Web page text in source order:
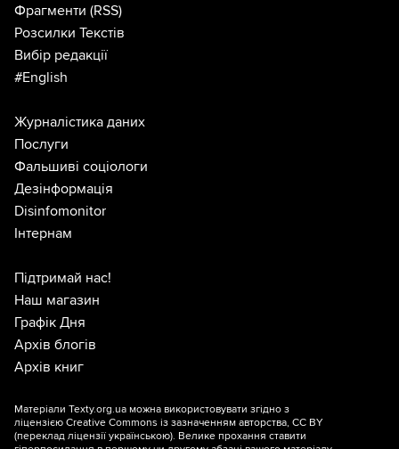
Фрагменти (RSS)
Розсилки Текстів
Вибір редакції
#English
Журналістика даних
Послуги
Фальшиві соціологи
Дезінформація
Disinfomonitor
Інтернам
Підтримай нас!
Наш магазин
Графік Дня
Архів блогів
Архів книг
Матеріали Texty.org.ua можна використовувати згідно з
ліцензією Creative Commons із зазначенням авторства, CC BY
(переклад ліцензії українською). Велике прохання ставити